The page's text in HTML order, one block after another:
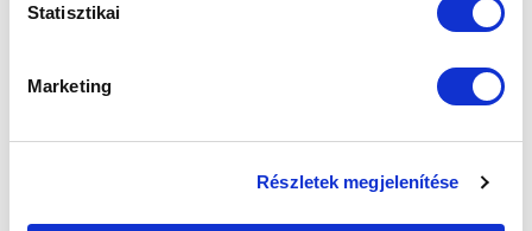
Statisztikai
Marketing
Részletek megjelenítése